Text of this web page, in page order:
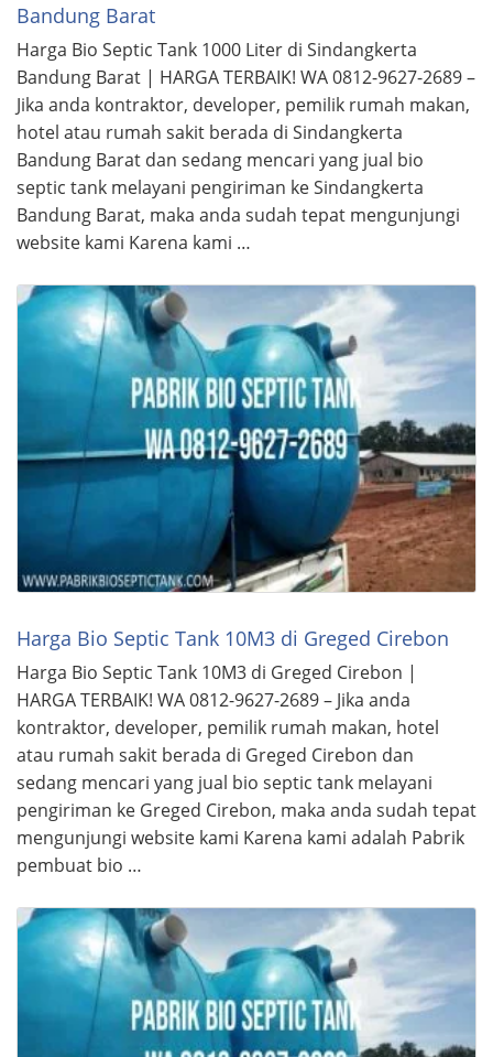
Bandung Barat
Harga Bio Septic Tank 1000 Liter di Sindangkerta
Bandung Barat | HARGA TERBAIK! WA 0812-9627-2689 –
Jika anda kontraktor, developer, pemilik rumah makan,
hotel atau rumah sakit berada di Sindangkerta
Bandung Barat dan sedang mencari yang jual bio
septic tank melayani pengiriman ke Sindangkerta
Bandung Barat, maka anda sudah tepat mengunjungi
website kami Karena kami …
Harga Bio Septic Tank 10M3 di Greged Cirebon
Harga Bio Septic Tank 10M3 di Greged Cirebon |
HARGA TERBAIK! WA 0812-9627-2689 – Jika anda
kontraktor, developer, pemilik rumah makan, hotel
atau rumah sakit berada di Greged Cirebon dan
sedang mencari yang jual bio septic tank melayani
pengiriman ke Greged Cirebon, maka anda sudah tepat
mengunjungi website kami Karena kami adalah Pabrik
pembuat bio …